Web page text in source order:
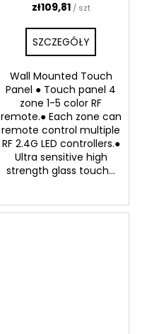
zł109,81 / szt
SZCZEGÓŁY
Wall Mounted Touch
Panel ● Touch panel 4
zone 1-5 color RF
remote.● Each zone can
remote control multiple
RF 2.4G LED controllers.●
Ultra sensitive high
strength glass touch...